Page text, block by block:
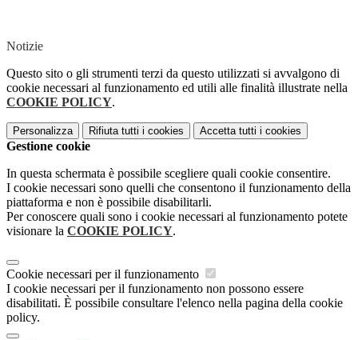
Notizie
Questo sito o gli strumenti terzi da questo utilizzati si avvalgono di
cookie necessari al funzionamento ed utili alle finalità illustrate nella
COOKIE POLICY.
Personalizza Rifiuta tutti i cookies Accetta tutti i cookies
Gestione cookie
In questa schermata è possibile scegliere quali cookie consentire.
I cookie necessari sono quelli che consentono il funzionamento della
piattaforma e non è possibile disabilitarli.
Per conoscere quali sono i cookie necessari al funzionamento potete
visionare la COOKIE POLICY.
Cookie necessari per il funzionamento
I cookie necessari per il funzionamento non possono essere
disabilitati. È possibile consultare l'elenco nella pagina della cookie
policy.